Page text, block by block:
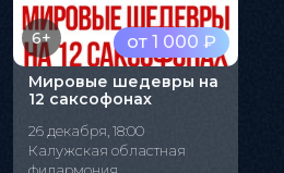
от 1 000 ₽
6+
Мировые шедевры на
12 саксофонах
26 декабря, 18:00
Калужская областная